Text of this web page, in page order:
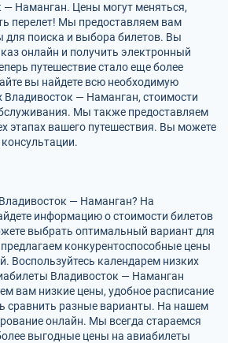
— Наманган. Цены могут меняться,
перелет! Мы предоставляем вам
для поиска и выбора билетов. Вы
онлайн и получить электронный
путешествие стало еще более
вы найдете всю необходимую
— Наманган, стоимости
Мы также предоставляем
этапах вашего путешествия. Вы можете
— Наманган? На
информацию о стоимости билетов
выбрать оптимальный вариант для
конкурентоспособные цены
Воспользуйтесь календарем низких
Владивосток — Наманган
вам низкие цены, удобное расписание
сравнить разные варианты. На нашем
онлайн. Мы всегда стараемся
выгодные цены на авиабилеты